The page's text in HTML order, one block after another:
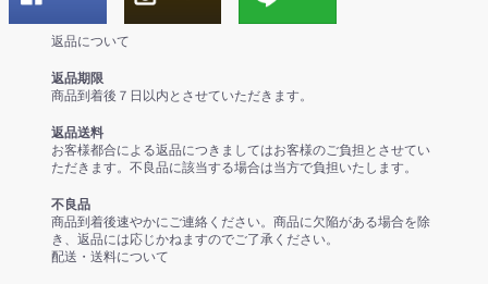
返品について
返品期限
商品到着後７日以内とさせていただきます。
返品送料
お客様都合による返品につきましてはお客様のご負担とさせてい
ただきます。不良品に該当する場合は当方で負担いたします。
不良品
商品到着後速やかにご連絡ください。商品に欠陥がある場合を除
き、返品には応じかねますのでご了承ください。
配送・送料について